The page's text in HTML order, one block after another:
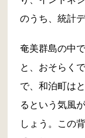
のうち、統計
奄美群島の中
と、おそらく
で、和泊町は
るという気風
しょう。この